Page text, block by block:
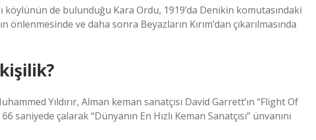
köylünün de bulunduğu Kara Ordu, 1919’da Denikin komutasındaki
önlenmesinde ve daha sonra Beyazların Kırım’dan çıkarılmasında
Yıldırır, Alman keman sanatçısı David Garrett’ın “Flight Of
saniyede çalarak “Dünyanın En Hızlı Keman Sanatçısı” ünvanını